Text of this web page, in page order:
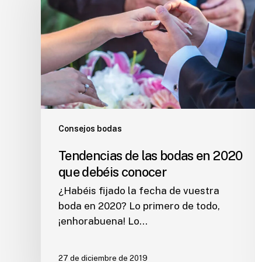
Consejos bodas
bodas
en
2020
que
debéis
conocer
Tendencias de las bodas en 2020
que debéis conocer
¿Habéis fijado la fecha de vuestra
boda en 2020? Lo primero de todo,
¡enhorabuena! Lo…
27 de diciembre de 2019